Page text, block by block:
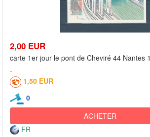
2,00 EUR
carte 1er jour le pont de Cheviré 44 Nantes
1,50 EUR
0
ACHETER
FR